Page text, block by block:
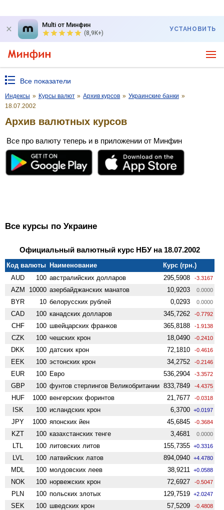
Multi от Минфин
(8,9K+)
УСТАНОВИТЬ
Все показатели
Индексы » Курсы валют » Архив курсов » Украинские банки »
18.07.2002
Архив валютных курсов
Все про валюту теперь и в приложении от Минфин
Все курсы по Украине
Официальный валютный курс НБУ на 18.07.2002
Код валюты Наименование
Курс (грн.)
AUD
100 австралийских долларов 295,5908 -3.3167
AZM 10000 азербайджанских манатов 10,9203 0.0000
BYR 10 белорусских рублей 0,0293 0.0000
CAD 100 канадских долларов 345,7262 -0.7792
CHF 100 швейцарских франков 365,8188 -1.9138
CZK 100 чешских крон 18,0490 -0.2410
DKK 100 датских крон 72,1810 -0.4616
EEK 100 эстонских крон 34,2752 -0.2146
EUR 100 Евро 536,2904 -3.3572
GBP 100 фунтов стерлингов Велико­британии 833,7849 -4.4375
HUF 1000 венгерских форинтов 21,7677 -0.0318
ISK 100 исландских крон 6,3700 +0.0197
JPY 1000 японских йен 45,6845 -0.3684
KZT 100 казахстанских тенге 3,4681 0.0000
LTL 100 литовских литов 155,7355 +0.3316
LVL 100 латвийских латов 894,0940 +4.4780
MDL 100 молдовских леев 38,9211 +0.0588
NOK 100 норвежских крон 72,6927 -0.5047
PLN 100 польских злотых 129,7519 +2.0247
SEK 100 шведских крон 57,5209 -0.4808